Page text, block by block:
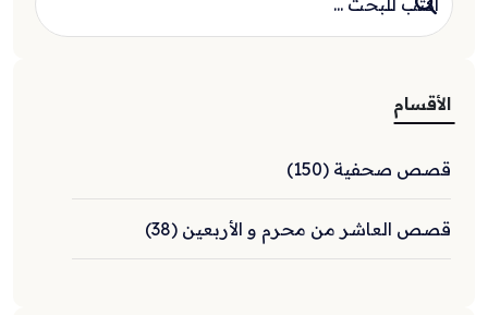
الأقسام
قصص صحفية (150)
قصص العاشر من محرم و الأربعين (38)